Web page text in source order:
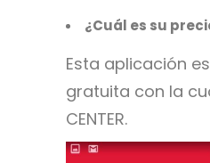
¿Cuál es su
Esta aplicación
gratuita con la
CENTER.